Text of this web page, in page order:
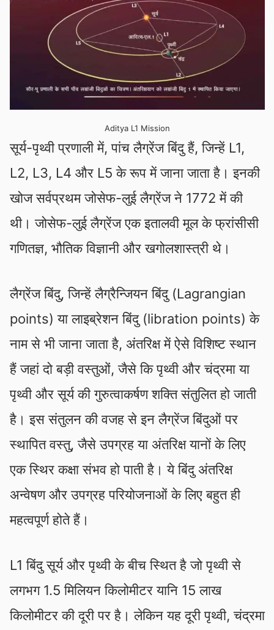
Aditya L1 Mission
सूर्य-पृथ्वी प्रणाली में, पांच लैग्रेंज बिंदु हैं, जिन्हें L1,
L2, L3, L4 और L5 के रूप में जाना जाता है। इनकी
खोज सर्वप्रथम जोसेफ-लुई लैग्रेंज ने 1772 में की
थी। जोसेफ-लुई लैग्रेंज एक इतालवी मूल के फ्रांसीसी
गणितज्ञ, भौतिक विज्ञानी और खगोलशास्त्री थे।
लैग्रेंज बिंदु, जिन्हें लैग्रैन्जियन बिंदु (Lagrangian
points) या लाइब्रेशन बिंदु (libration points) के
नाम से भी जाना जाता है, अंतरिक्ष में ऐसे विशिष्ट स्थान
हैं जहां दो बड़ी वस्तुओं, जैसे कि पृथ्वी और चंद्रमा या
पृथ्वी और सूर्य की गुरुत्वाकर्षण शक्ति संतुलित हो जाती
है। इस संतुलन की वजह से इन लैग्रेंज बिंदुओं पर
स्थापित वस्तु, जैसे उपग्रह या अंतरिक्ष यानों के लिए
एक स्थिर कक्षा संभव हो पाती है। ये बिंदु अंतरिक्ष
अन्वेषण और उपग्रह परियोजनाओं के लिए बहुत ही
महत्वपूर्ण होते हैं।
L1 बिंदु सूर्य और पृथ्वी के बीच स्थित है जो पृथ्वी से
लगभग 1.5 मिलियन किलोमीटर यानि 15 लाख
किलोमीटर की दूरी पर है। लेकिन यह दूरी पृथ्वी, चंद्रमा